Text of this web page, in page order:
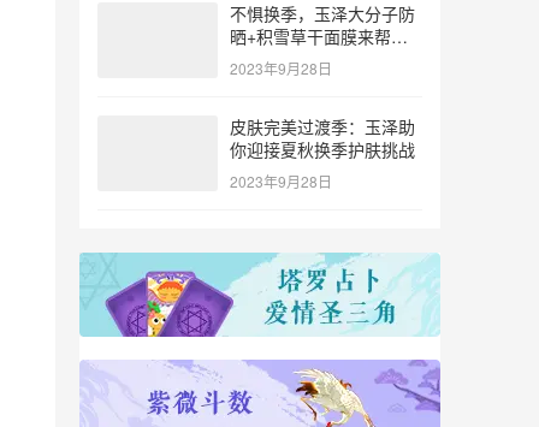
不惧换季，玉泽大分子防
晒+积雪草干面膜来帮
忙！
2023年9月28日
皮肤完美过渡季：玉泽助
你迎接夏秋换季护肤挑战
2023年9月28日